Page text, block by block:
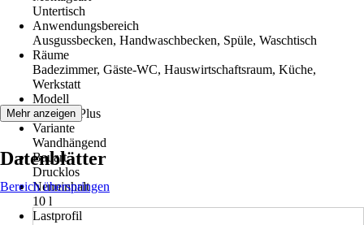
Untertisch
Anwendungsbereich
Ausgussbecken, Handwaschbecken, Spüle, Waschtisch
Räume
Badezimmer, Gäste-WC, Hauswirtschaftsraum, Küche,
Werkstatt
Modell
SNU 10 Plus
Variante
Wandhängend
Bauart
Drucklos
Nenninhalt
10 l
Lastprofil
Mehr anzeigen
Datenblätter
Bereich überspringen